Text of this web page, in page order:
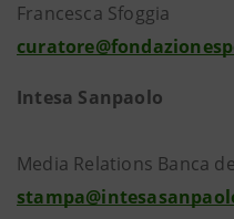
Francesca Sfoggia
Intesa
Media Relations Banca